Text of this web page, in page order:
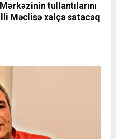
tullantılarını
Məclisə xalça satacaq